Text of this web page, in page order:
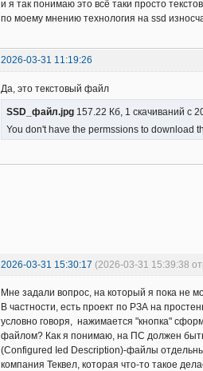
и я так понимаю это всё таки просто
по моему мнению технология на ssd
2026-03-31 11:19:26
Да, это текстовый файл
SSD_файл.jpg 157.22 Кб, 1 скачиваний с
You don't have the permssions to download
2026-03-31 15:30:17 (2026-03-31 15:39:38
Мне задали вопрос, на который я пока не
В частности, есть проект по РЗА на
условно говоря, нажимается "кнопка"
файлом? Как я понимаю, на ПС должен
(Configured Ied Description)-файлы
компания Теквел, которая что-то такое